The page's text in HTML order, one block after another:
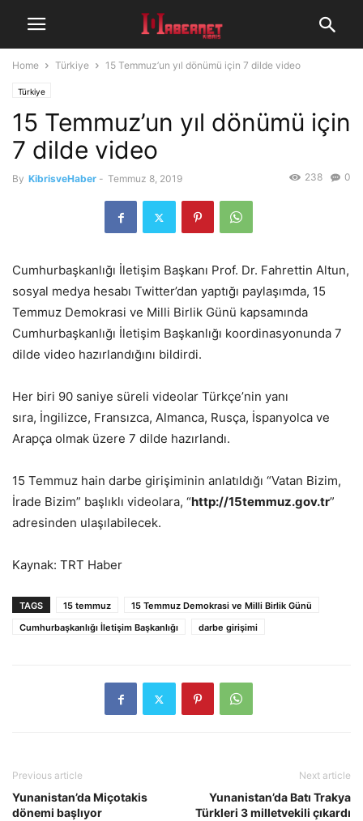
Home Türkiye 15 Temmuz’un yıl dönümü için 7 dilde video
Türkiye
15 Temmuz’un yıl dönümü için
7 dilde video
By KibrisveHaber - Temmuz 8, 2019 0
238
Cumhurbaşkanlığı İletişim Başkanı Prof. Dr. Fahrettin Altun,
sosyal medya hesabı Twitter’dan yaptığı paylaşımda, 15
Temmuz Demokrasi ve Milli Birlik Günü kapsamında
Cumhurbaşkanlığı İletişim Başkanlığı koordinasyonunda 7
dilde video hazırlandığını bildirdi.
Her biri 90 saniye süreli videolar Türkçe’nin yanı
sıra, İngilizce, Fransızca, Almanca, Rusça, İspanyolca ve
Arapça olmak üzere 7 dilde hazırlandı.
15 Temmuz hain darbe girişiminin anlatıldığı “Vatan Bizim,
İrade Bizim” başlıklı videolara, “http://15temmuz.gov.tr”
adresinden ulaşılabilecek.
Kaynak: TRT Haber
TAGS 15 temmuz
15 Temmuz Demokrasi ve Milli Birlik Günü
Cumhurbaşkanlığı İletişim Başkanlığı
darbe girişimi
Previous article
Yunanistan’da Miçotakis
dönemi başlıyor
Next article
Yunanistan’da Batı Trakya
Türkleri 3 milletvekili çıkardı